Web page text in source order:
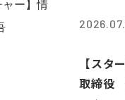
【スタ
取締役